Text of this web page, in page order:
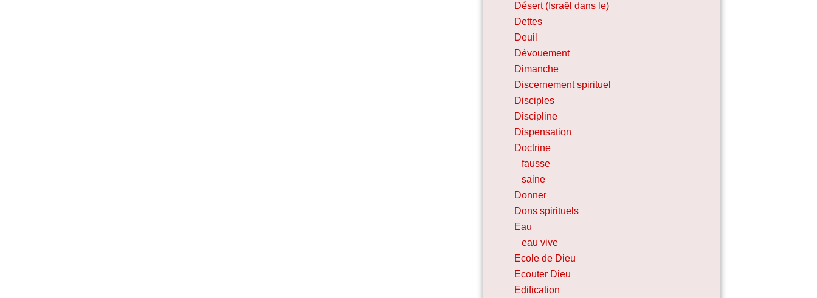
Désert (Israël dans le)
Dettes
Deuil
Dévouement
Dimanche
Discernement spirituel
Disciples
Discipline
Dispensation
Doctrine
fausse
saine
Donner
Dons spirituels
Eau
eau vive
Ecole de Dieu
Ecouter Dieu
Edification